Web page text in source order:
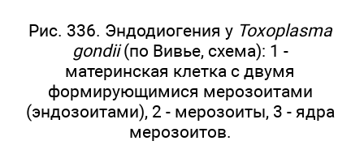
Рис. 336. Эндодиогения у Toxoplasma
gondii(по Вивье, схема): 1 -
материнская клетка с двумя
формирующимися мерозоитами
(эндозоитами), 2 - мерозоиты, 3 - ядра
мерозоитов.